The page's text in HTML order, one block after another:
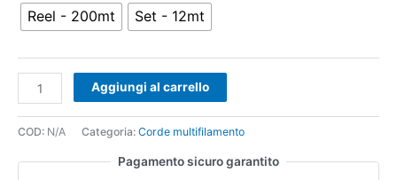
Reel - 200mt Set - 12mt
Aggiungi al carrello
COD: N/A Categoria: Corde multifilamento
Pagamento sicuro garantito